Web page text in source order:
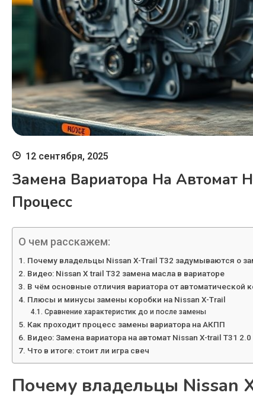
12 сентября, 2025
Замена Вариатора На Автомат
Процесс
О чем расскажем:
Почему владельцы Nissan X-Trail T32 задумываются о
Видео: Nissan X trail T32 замена масла в вариаторе
В чём основные отличия вариатора от автоматической
Плюсы и минусы замены коробки на Nissan X-Trail
Сравнение характеристик до и после замены
Как проходит процесс замены вариатора на АКПП
Видео: Замена вариатора на автомат Nissan X-trail T31 2.0
Что в итоге: стоит ли игра свеч
Почему владельцы Nissan